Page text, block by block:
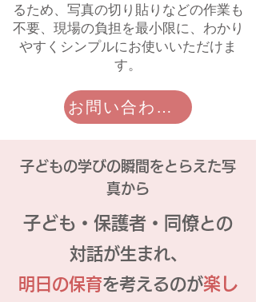
るため、写真の切り貼りなどの作業も
不要、現場の負担を最小限に、わかり
やすくシンプルにお使いいただけま
す。
お問い合わせ・資料請求
子どもの学びの瞬間をとらえた写
真から
子ども・保護者・同僚との
対話が生まれ、
明日の保育を考えるのが楽し